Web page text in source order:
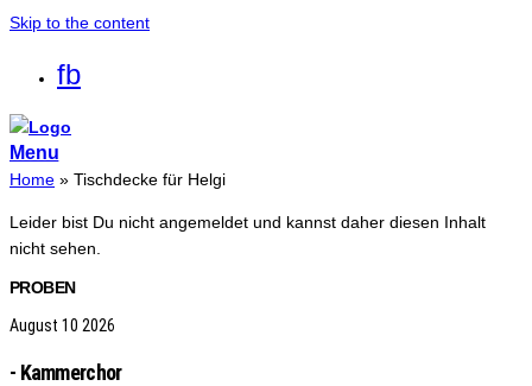
Skip to the content
fb
Menu
Home » Tischdecke für Helgi
Leider bist Du nicht angemeldet und kannst daher diesen Inhalt
nicht sehen.
PROBEN
August 10 2026
- Kammerchor